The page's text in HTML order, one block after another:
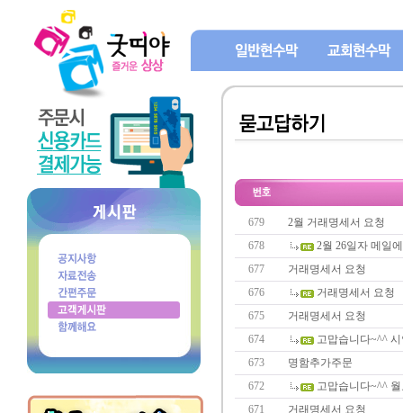
679
2월 거래명세서 요청
678
2월 26일자 메일
677
거래명세서 요청
676
거래명세서 요청
675
거래명세서 요청
674
고맙습니다~^^
673
명함추가주문
672
고맙습니다~^^
671
거래명세서 요청